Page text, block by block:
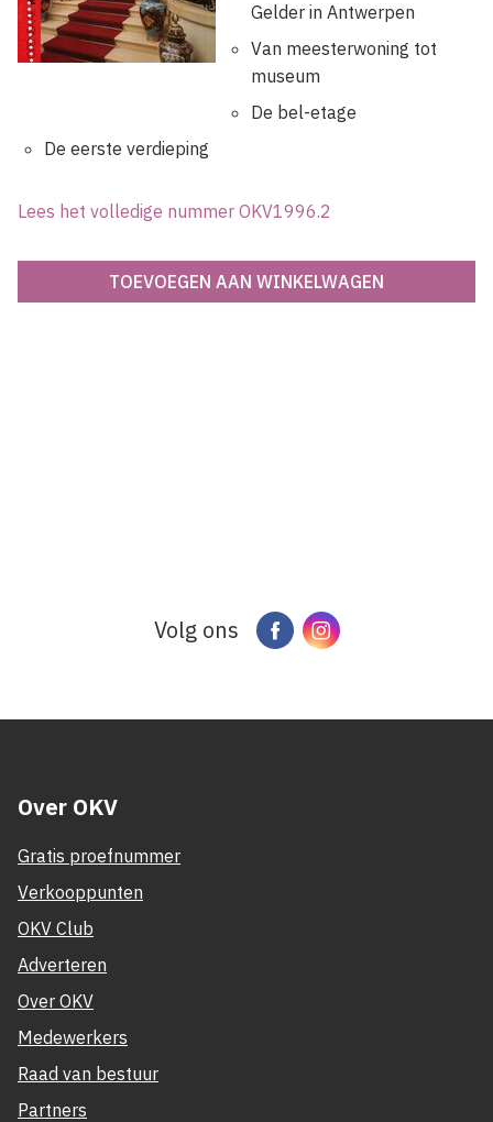
Gelder in Antwerpen
Van meesterwoning tot
museum
De bel-etage
De eerste verdieping
Lees het volledige nummer OKV1996.2
Volg ons FacebookInstagram
Over OKV
Gratis proefnummer
Verkooppunten
OKV Club
Adverteren
Over OKV
Medewerkers
Raad van bestuur
Partners